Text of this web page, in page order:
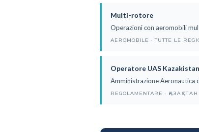
Multi-rotore
Operazioni con aeromobili
AEROMOBILE · TUTTE LE
Operatore UAS Kazakistan
Amministrazione Aeronautica
REGOLAMENTARE · ҚАЗАҚСТАН